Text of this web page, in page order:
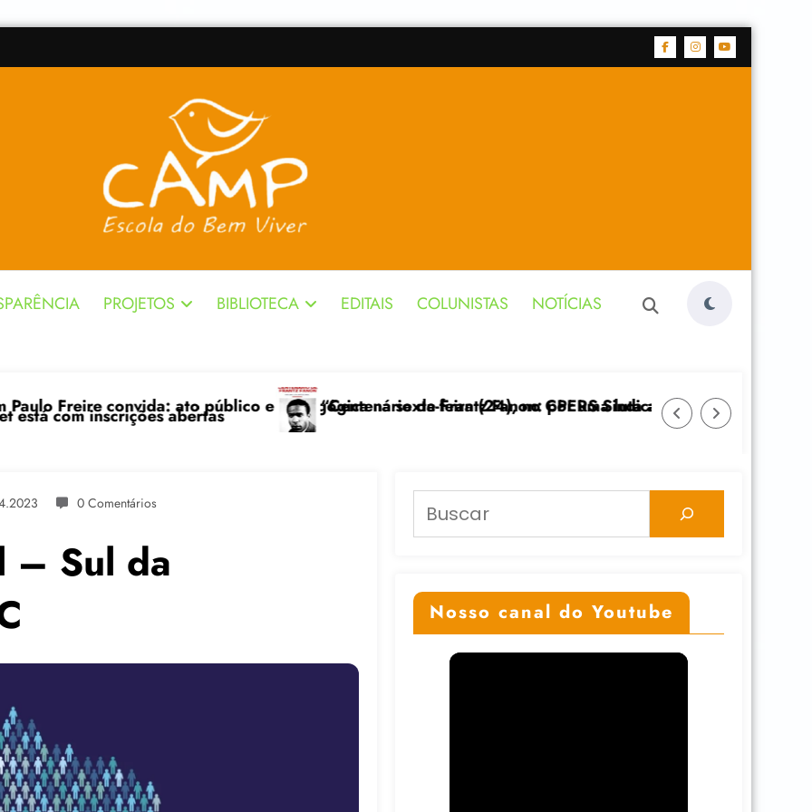
PROJETOS BIBLIOTECA EDITAIS COLUNISTAS NOTÍCIAS
e pedagógica na sexta-feira (24), no CPERS Sindicato
“Centenário de Frantz Fanon: por uma luta anticolonial” dia 24/11 na UFGRS
Feicoop é marcada pela diversidade e
0 Comentários
– Sul da
Pesquisar
Nosso canal do Youtube